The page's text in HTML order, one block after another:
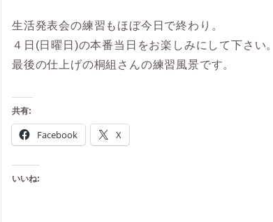
生活発表会の練習もほぼ今日で終わり。
４日(日曜日)の本番当日をお楽しみにして下さい。
最後の仕上げの桐組さんの練習風景です。
共有:
Facebook X
いいね: